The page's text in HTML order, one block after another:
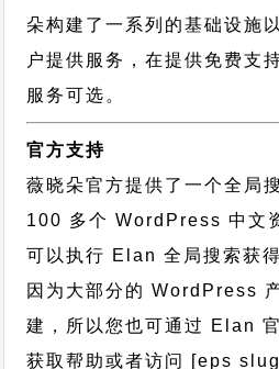
朵构建了一系列的基础设施
户提供服务，在提供免费支
服务可选。
官方支持
薇晓朵官方提供了一个全局
100 多个 WordPress 中文
可以执行 Elan 全局搜索获
因为大部分的 WordPress
建，所以您也可通过 Elan
获取帮助或者访问 [eps